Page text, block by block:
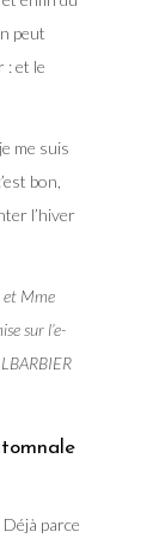
peut
: et le
me suis
bon,
l’hiver
et Mme
sur l’e-
parce